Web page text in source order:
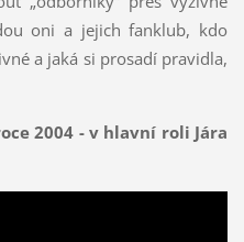
oni a jejich fanklub, kdo
a jaká si prosadí pravidla,
2004 - v hlavní roli Jára